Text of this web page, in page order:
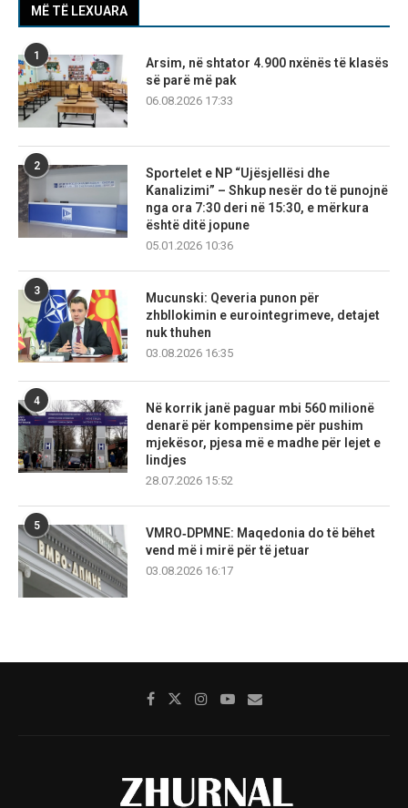
MË TË LEXUARA
1
Arsim, në shtator 4.900 nxënës të klasës
së parë më pak
06.08.2026 17:33
2
Sportelet e NP “Ujësjellësi dhe
Kanalizimi” – Shkup nesër do të punojnë
nga ora 7:30 deri në 15:30, e mërkura
është ditë jopune
05.01.2026 10:36
3
Mucunski: Qeveria punon për
zhbllokimin e eurointegrimeve, detajet
nuk thuhen
03.08.2026 16:35
4
Në korrik janë paguar mbi 560 milionë
denarë për kompensime për pushim
mjekësor, pjesa më e madhe për lejet e
lindjes
28.07.2026 15:52
5
VMRO‑DPMNE: Maqedonia do të bëhet
vend më i mirë për të jetuar
03.08.2026 16:17